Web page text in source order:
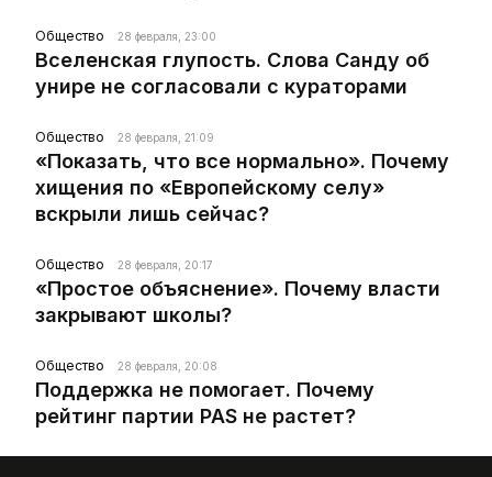
Общество 28 февраля, 23:00
Вселенская глупость. Слова Санду об
унире не согласовали с кураторами
Общество 28 февраля, 21:09
«Показать, что все нормально». Почему
хищения по «Европейскому селу»
вскрыли лишь сейчас?
Общество 28 февраля, 20:17
«Простое объяснение». Почему власти
закрывают школы?
Общество 28 февраля, 20:08
Поддержка не помогает. Почему
рейтинг партии PAS не растет?